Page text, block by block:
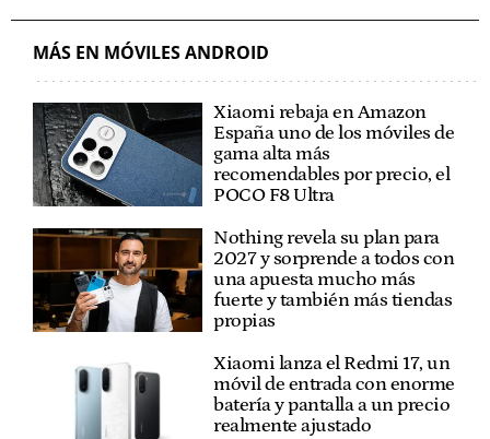
MÁS EN MÓVILES ANDROID
Xiaomi rebaja en Amazon
España uno de los móviles de
gama alta más
recomendables por precio, el
POCO F8 Ultra
Nothing revela su plan para
2027 y sorprende a todos con
una apuesta mucho más
fuerte y también más tiendas
propias
Xiaomi lanza el Redmi 17, un
móvil de entrada con enorme
batería y pantalla a un precio
realmente ajustado